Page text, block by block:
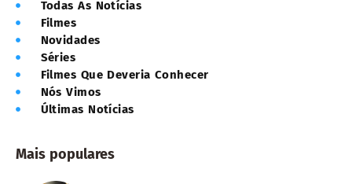
Todas As Notícias
Filmes
Novidades
Séries
Filmes Que Deveria Conhecer
Nós Vimos
Últimas Notícias
Mais populares